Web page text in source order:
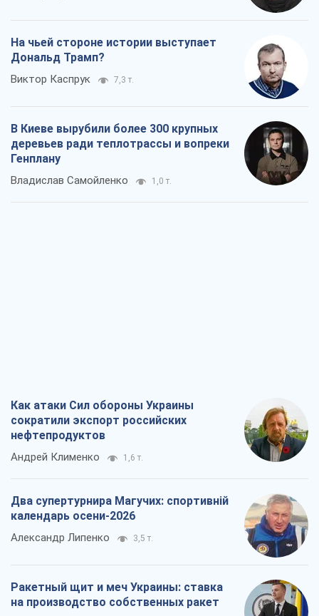
На чьей стороне истории выступает
Дональд Трамп?
Виктор Каспрук 7,3 т.
В Киеве вырубили более 300 крупных
деревьев ради теплотрассы и вопреки
Генплану
Владислав Самойленко 1,0 т.
Как атаки Сил обороны Украины
сократили экспорт российских
нефтепродуктов
Андрей Клименко 1,6 т.
Два супертурнира Магучих: спортивній
календарь осени-2026
Александр Липенко 3,5 т.
Ракетный щит и меч Украины: ставка
на производство собственных ракет